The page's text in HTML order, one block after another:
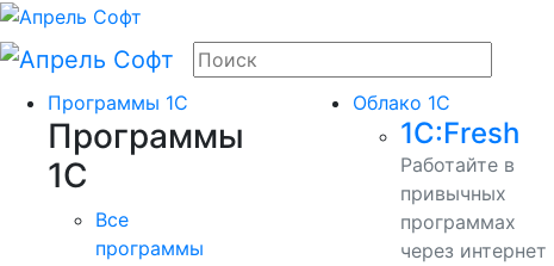
Программы 1С
Программы
1С
Все
программы
Облако 1С
1С:Fresh
Работайте в
привычных
программах
через интернет